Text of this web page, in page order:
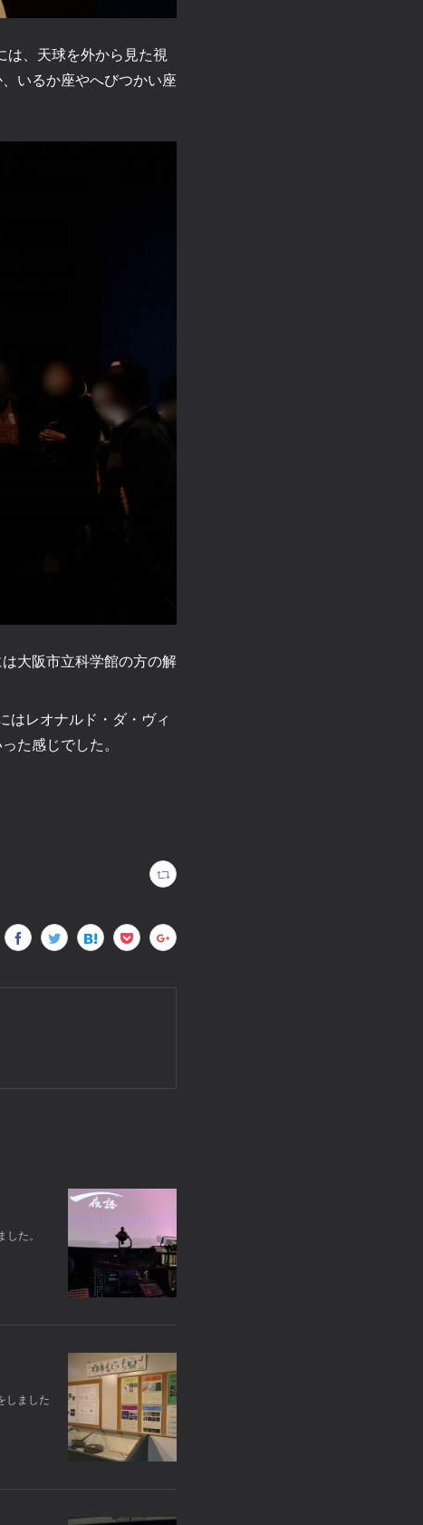
は、天球を外から見た視
いるか座やへびつかい座
大阪市立科学館の方の解
はレオナルド・ダ・ヴィ
た感じでした。
た。
しました